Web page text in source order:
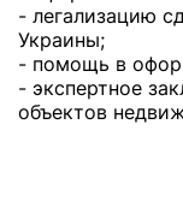
- легализацию
Украины;
- помощь в
- экспертное
объектов